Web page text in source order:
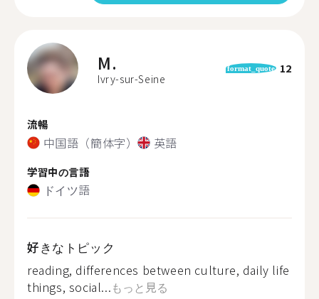
M.
Ivry-sur-Seine
format_quote 12
流暢
中国語（簡体字） 英語
学習中の言語
ドイツ語
好きなトピック
reading, differences between culture, daily life
things, social...もっと見る